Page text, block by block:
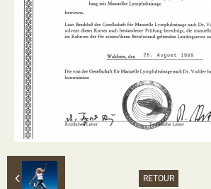
RETOUR